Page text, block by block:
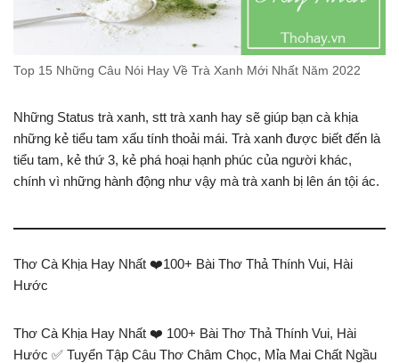
Top 15 Những Câu Nói Hay Về Trà Xanh Mới Nhất Năm 2022
Những Status trà xanh, stt trà xanh hay sẽ giúp bạn cà khịa
những kẻ tiểu tam xấu tính thoải mái. Trà xanh được biết đến là
tiểu tam, kẻ thứ 3, kẻ phá hoại hạnh phúc của người khác,
chính vì những hành động như vậy mà trà xanh bị lên án tội ác.
Thơ Cà Khịa Hay Nhất ❤️️100+ Bài Thơ Thả Thính Vui, Hài
Hước
Thơ Cà Khịa Hay Nhất ❤️️ 100+ Bài Thơ Thả Thính Vui, Hài
Hước ✅ Tuyển Tập Câu Thơ Châm Chọc, Mỉa Mai Chất Ngầu